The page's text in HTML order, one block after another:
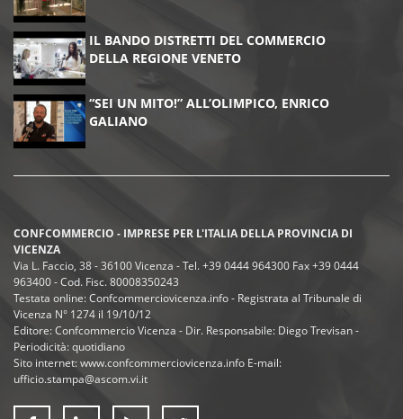
IL BANDO DISTRETTI DEL COMMERCIO
DELLA REGIONE VENETO
“SEI UN MITO!” ALL’OLIMPICO, ENRICO
GALIANO
CONFCOMMERCIO - IMPRESE PER L'ITALIA DELLA PROVINCIA DI
VICENZA
Via L. Faccio, 38 - 36100 Vicenza - Tel. +39 0444 964300 Fax +39 0444
963400 - Cod. Fisc. 80008350243
Testata online: Confcommerciovicenza.info - Registrata al Tribunale di
Vicenza N° 1274 il 19/10/12
Editore: Confcommercio Vicenza - Dir. Responsabile: Diego Trevisan -
Periodicità: quotidiano
Sito internet: www.confcommerciovicenza.info E-mail:
ufficio.stampa@ascom.vi.it